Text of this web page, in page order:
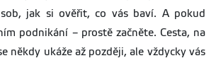
jak si ověřit, co vás baví. A pokud
podnikání – prostě začněte. Cesta, na
někdy ukáže až později, ale vždycky vás